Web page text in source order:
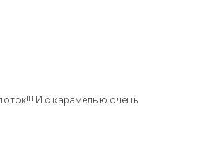
И с карамелью очень